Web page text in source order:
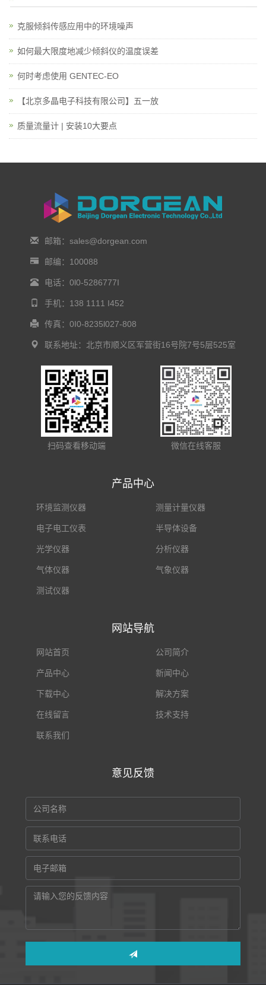
克服倾斜传感应用中的环境噪声
如何最大限度地减少倾斜仪的温度误差
何时考虑使用 GENTEC-EO
【北京多晶电子科技有限公司】五一放
质量流量计 | 安装10大要点
邮箱：sales@dorgean.com
邮编：100088
电话：0l0-5286777I
手机：138 1111 I452
传真：0I0-8235l027-808
联系地址：北京市顺义区军营街16号院7号5层525室
扫码查看移动端 微信在线客服
产品中心
环境监测仪器 测量计量仪器
电子电工仪表 半导体设备
光学仪器 分析仪器
气体仪器 气象仪器
测试仪器
网站导航
网站首页 公司简介
产品中心 新闻中心
下载中心 解决方案
在线留言 技术支持
联系我们
意见反馈